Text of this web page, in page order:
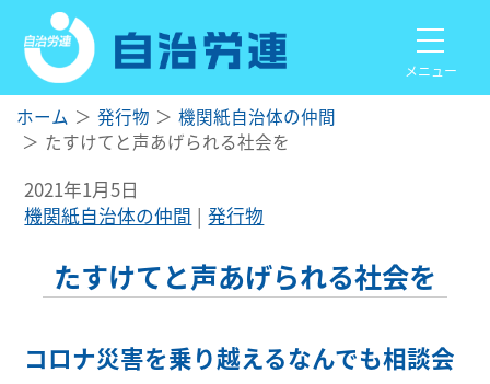
メニュー
ホーム 発行物
機関紙自治体の仲間
たすけてと声あげられる社会を
2021年1月5日
機関紙自治体の仲間
発行物
たすけてと声あげられる社会を
コロナ災害を乗り越えるなんでも相談会